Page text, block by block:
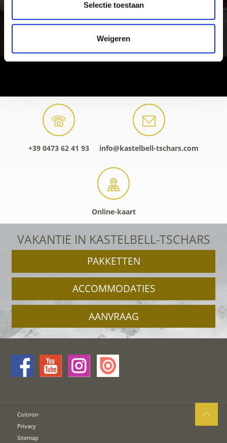
Selectie toestaan
Weigeren
+39 0473 62 41 93 info@kastelbell-tschars.com
Online-kaart
VAKANTIE IN KASTELBELL-TSCHARS
PAKKETTEN
ACCOMMODATIES
AANVRAAG
Coloron
Privacy
Sitemap